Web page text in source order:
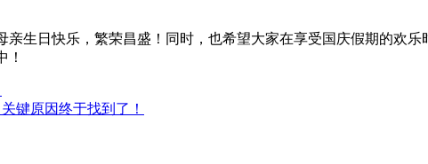
生日快乐，繁荣昌盛！同时，也希望大家在享受国庆假期的欢
！
键原因终于找到了！